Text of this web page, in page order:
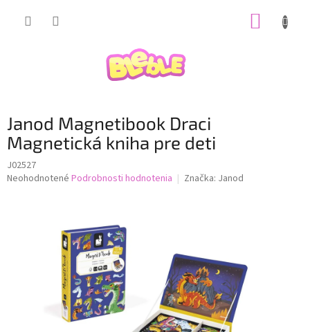
Janod Magnetibook Draci
Magnetická kniha pre deti
J02527
Priemerné
Neohodnotené Podrobnosti hodnotenia Značka: Janod